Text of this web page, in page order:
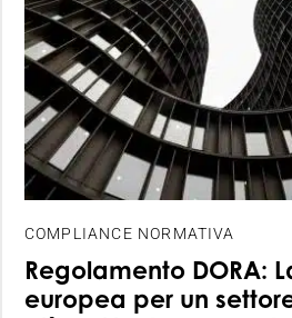
COMPLIANCE NORMATIVA
Regolamento DORA:
europea per un